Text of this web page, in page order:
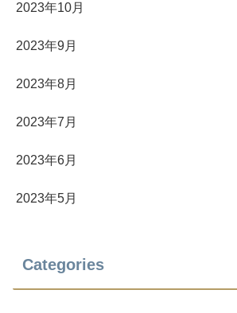
2023年10月
2023年9月
2023年8月
2023年7月
2023年6月
2023年5月
Categories